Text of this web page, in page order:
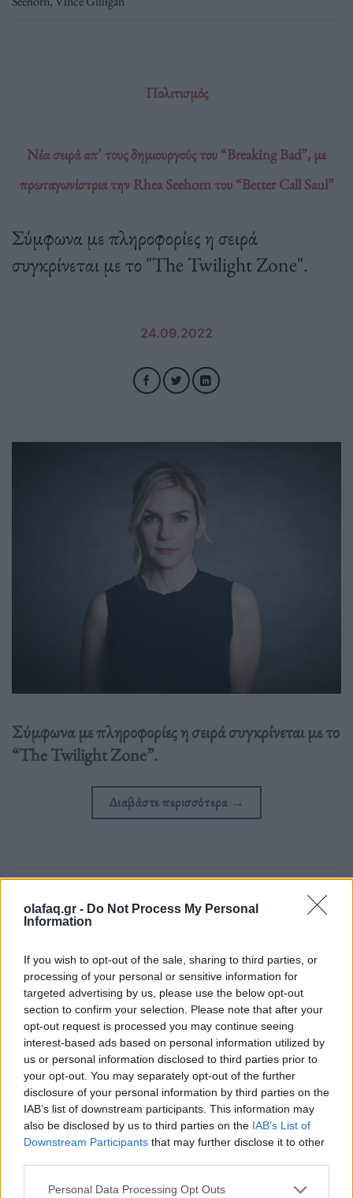
olafaq.gr - Do Not Process My Personal
Information
If you wish to opt-out of the sale, sharing to third parties, or
processing of your personal or sensitive information for
targeted advertising by us, please use the below opt-out
section to confirm your selection. Please note that after your
opt-out request is processed you may continue seeing
interest-based ads based on personal information utilized by
us or personal information disclosed to third parties prior to
your opt-out. You may separately opt-out of the further
disclosure of your personal information by third parties on the
IAB’s list of downstream participants. This information may
also be disclosed by us to third parties on the IAB’s List of
Downstream Participants that may further disclose it to other
Personal Data Processing Opt Outs
Πολιτισμός
Νέα σειρά απ’ τους δημιουργούς του “Breaking Bad”, με
πρωταγωνίστρια την Rhea Seehorn του “Better Call Saul”
Σύμφωνα με πληροφορίες η σειρά
συγκρίνεται με το "The Twilight Zone".
24.09.2022
Σύμφωνα με πληροφορίες η σειρά συγκρίνεται με το
“The Twilight Zone”.
Διαβάστε περισσότερα →
Δημοσιεύθηκε σεTV|TaggedApple TV,Better Call Saul,Breaking
Bad,Rhea Seehorn, Vince Gilligan
Δείτε επίσης